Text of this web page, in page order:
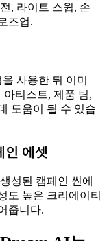
, 라이트 스윕, 손
즈업.
사용한 뒤 이미
티스트, 제품 팀,
도움이 될 수 있습
인 에셋
성된 캠페인 씬에
도 높은 크리에이티
줍니다.